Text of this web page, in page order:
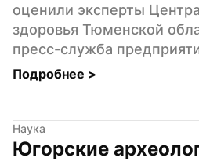
оценили эксперты
здоровья Тюменской
пресс-служба
Подробнее >
Наука
Югорские